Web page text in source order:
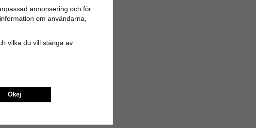
Mellan hålen är det 14 cm
inte)
annonsering och för
om användarna,
vilka du vill stänga av
Okej